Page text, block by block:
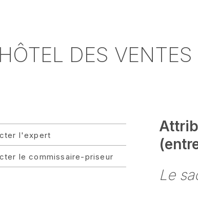
DES
l'expert
le commissaire-priseur
Le